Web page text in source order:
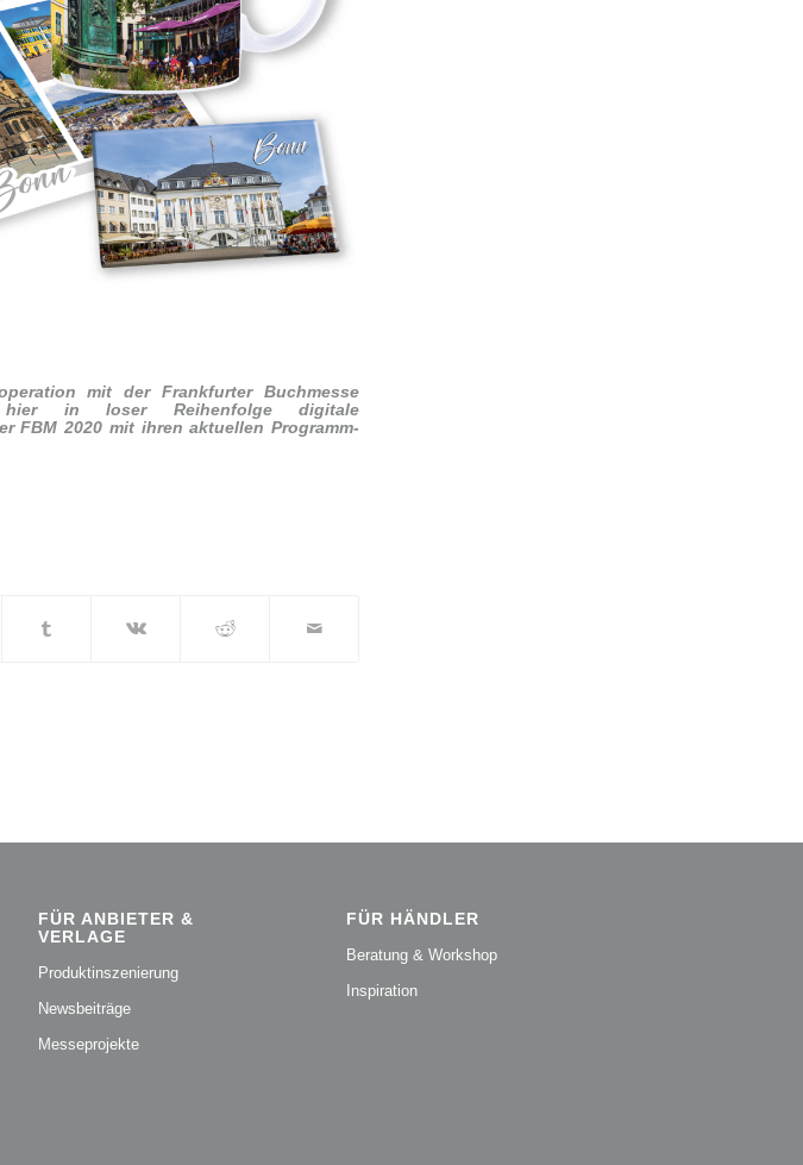
mit der Frankfurter Buchmesse
hier in loser Reihenfolge digitale
FBM 2020 mit ihren aktuellen Programm-
FÜR ANBIETER &
VERLAGE
Produktinszenierung
Newsbeiträge
Messeprojekte
FÜR HÄNDLER
Beratung & Workshop
Inspiration